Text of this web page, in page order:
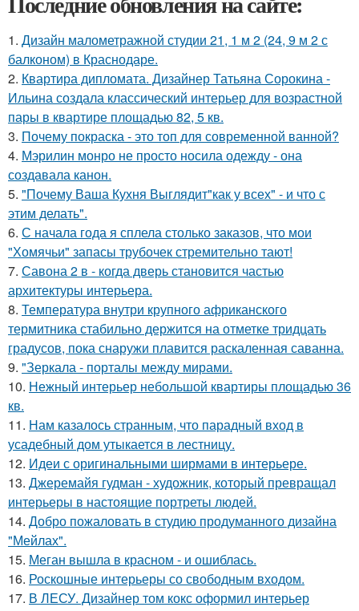
1. Дизайн малометражной студии 21, 1 м 2 (24, 9 м 2 с
балконом) в Краснодаре.
2. Квартира дипломата. Дизайнер Татьяна Сорокина -
Ильина создала классический интерьер для возрастной
пары в квартире площадью 82, 5 кв.
3. Почему покраска - это топ для современной ванной?
4. Мэрилин монро не просто носила одежду - она
создавала канон.
5. "Почему Ваша Кухня Выглядит"как у всех" - и что с
этим делать".
6. С начала года я сплела столько заказов, что мои
"Хомячьи" запасы трубочек стремительно тают!
7. Савона 2 в - когда дверь становится частью
архитектуры интерьера.
8. Температура внутри крупного африканского
термитника стабильно держится на отметке тридцать
градусов, пока снаружи плавится раскаленная саванна.
9. "Зеркала - порталы между мирами.
10. Нежный интерьер небольшой квартиры площадью 36
кв.
11. Нам казалось странным, что парадный вход в
усадебный дом утыкается в лестницу.
12. Идеи с оригинальными ширмами в интерьере.
13. Джеремайя гудман - художник, который превращал
интерьеры в настоящие портреты людей.
14. Добро пожаловать в студию продуманного дизайна
"Мейлах".
15. Меган вышла в красном - и ошиблась.
16. Роскошные интерьеры со свободным входом.
17. В ЛЕСУ. Дизайнер том кокс оформил интерьер